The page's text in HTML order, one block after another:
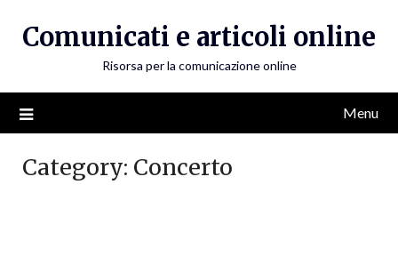
Comunicati e articoli online
Risorsa per la comunicazione online
Menu
Category: Concerto